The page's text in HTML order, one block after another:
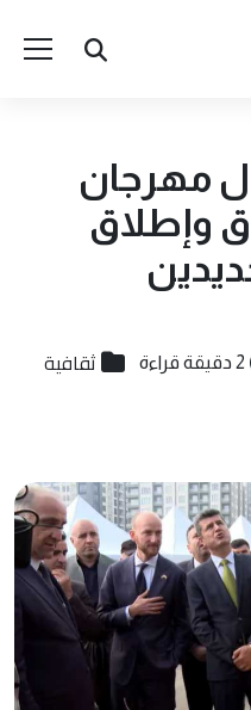
مهرجان
وإطلاق
2 دقيقة قراءة ثقافية